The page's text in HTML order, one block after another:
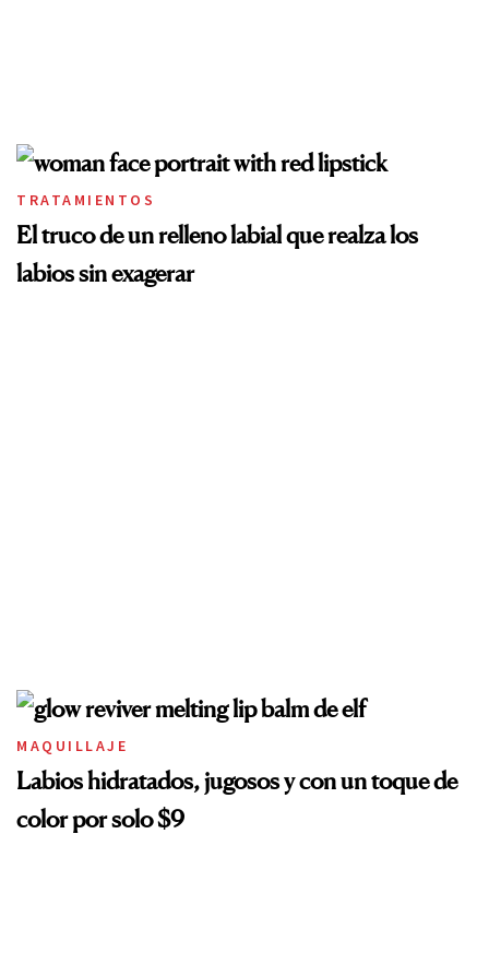
TRATAMIENTOS
El truco de un relleno labial que realza los
labios sin exagerar
MAQUILLAJE
Labios hidratados, jugosos y con un toque de
color por solo $9